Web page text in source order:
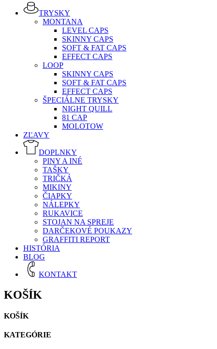
TRYSKY
MONTANA
LEVEL CAPS
SKINNY CAPS
SOFT & FAT CAPS
EFFECT CAPS
LOOP
SKINNY CAPS
SOFT & FAT CAPS
EFFECT CAPS
ŠPECIÁLNE TRYSKY
NIGHT QUILL
81 CAP
MOLOTOW
ZĽAVY
DOPLNKY
PINY A INÉ
TAŠKY
TRIČKÁ
MIKINY
ČIAPKY
NÁLEPKY
RUKAVICE
STOJAN NA SPREJE
DARČEKOVÉ POUKAZY
GRAFFITI REPORT
HISTÓRIA
BLOG
KONTAKT
KOŠÍK
KOŠÍK
KATEGÓRIE